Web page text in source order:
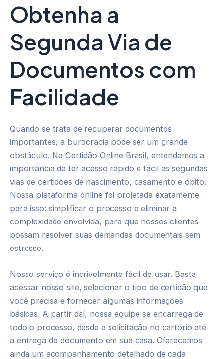
Obtenha a
Segunda Via de
Documentos com
Facilidade
Quando se trata de recuperar documentos
importantes, a burocracia pode ser um grande
obstáculo. Na Certidão Online Brasil, entendemos a
importância de ter acesso rápido e fácil às segundas
vias de certidões de nascimento, casamento e óbito.
Nossa plataforma online foi projetada exatamente
para isso: simplificar o processo e eliminar a
complexidade envolvida, para que nossos clientes
possam resolver suas demandas documentais sem
estresse.
Nosso serviço é incrivelmente fácil de usar. Basta
acessar nosso site, selecionar o tipo de certidão que
você precisa e fornecer algumas informações
básicas. A partir daí, nossa equipe se encarrega de
todo o processo, desde a solicitação no cartório até
a entrega do documento em sua casa. Oferecemos
ainda um acompanhamento detalhado de cada